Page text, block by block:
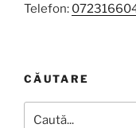
Telefon:
CĂUTARE